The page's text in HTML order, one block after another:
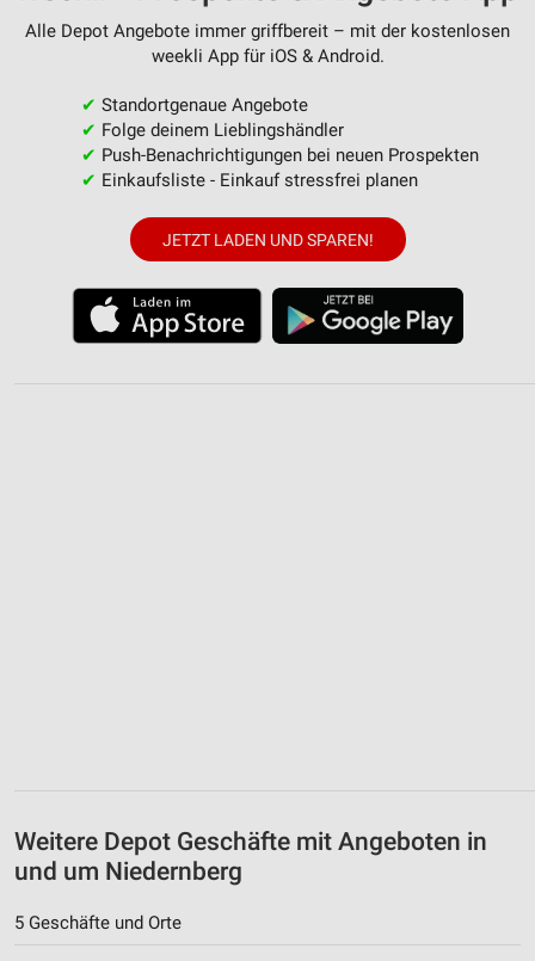
Alle Depot Angebote immer griffbereit – mit der kostenlosen
weekli App für iOS & Android.
✔ Standortgenaue Angebote
✔ Folge deinem Lieblingshändler
✔ Push-Benachrichtigungen bei neuen Prospekten
✔ Einkaufsliste - Einkauf stressfrei planen
JETZT LADEN UND SPAREN!
Weitere Depot Geschäfte mit Angeboten in
und um Niedernberg
5 Geschäfte und Orte